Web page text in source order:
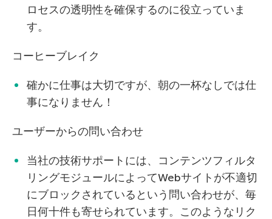
ロセスの透明性を確保するのに役立っていま
す。
コーヒーブレイク
確かに仕事は大切ですが、朝の一杯なしでは仕
事になりません！
ユーザーからの問い合わせ
当社の技術サポートには、コンテンツフィルタ
リングモジュールによってWebサイトが不適切
にブロックされているという問い合わせが、毎
日何十件も寄せられています。このようなリク